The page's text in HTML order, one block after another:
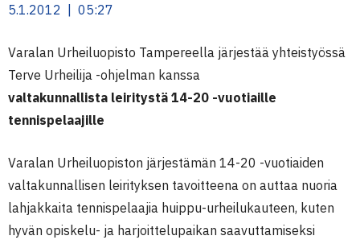
5.1.2012 | 05:27
Varalan Urheiluopisto Tampereella järjestää yhteistyössä
Terve Urheilija -ohjelman kanssa
valtakunnallista leiritystä 14-20 -vuotiaille
tennispelaajille
Varalan Urheiluopiston järjestämän 14-20 -vuotiaiden
valtakunnallisen leirityksen tavoitteena on auttaa nuoria
lahjakkaita tennispelaajia huippu-urheilukauteen, kuten
hyvän opiskelu- ja harjoittelupaikan saavuttamiseksi